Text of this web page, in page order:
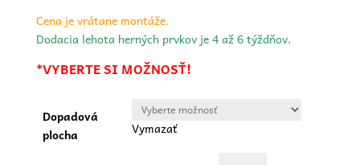
Cena je vrátane montáže.
Dodacia lehota herných prvkov je 4 až 6 týždňov.
*VYBERTE SI MOŽNOSŤ!
Dopadová
plocha
Vymazať